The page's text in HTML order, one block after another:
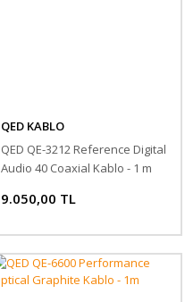
QED KABLO
QED QE-3212 Reference Digital
Audio 40 Coaxial Kablo - 1 m
9.050,00 TL